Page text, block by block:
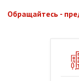
Обращайтесь -